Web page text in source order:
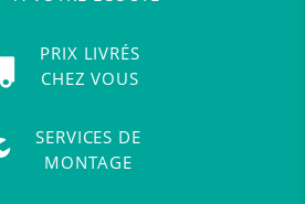
PRIX LIVRÉS
CHEZ VOUS
SERVICES DE
MONTAGE